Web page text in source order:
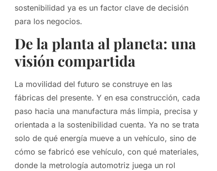
sostenibilidad ya es un factor clave de decisión
para los negocios.
De la planta al planeta: una
visión compartida
La movilidad del futuro se construye en las
fábricas del presente. Y en esa construcción, cada
paso hacia una manufactura más limpia, precisa y
orientada a la sostenibilidad cuenta. Ya no se trata
solo de qué energía mueve a un vehículo, sino de
cómo se fabricó ese vehículo, con qué materiales,
donde la metrología automotriz juega un rol